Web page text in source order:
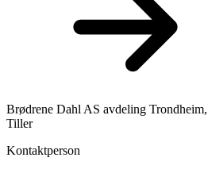
Brødrene Dahl AS avdeling
Tiller
Kontaktperson